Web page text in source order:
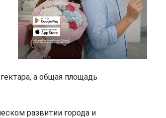
а общая площадь
развитии города и